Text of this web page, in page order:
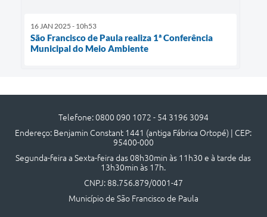
16 JAN 2025 - 10h53
São Francisco de Paula realiza 1ª Conferência
Municipal do Meio Ambiente
Telefone: 0800 090 1072 - 54 3196 3094
Endereço: Benjamin Constant 1441 (antiga Fábrica Ortopé) | CEP:
95400-000
Segunda-feira a Sexta-feira das 08h30min às 11h30 e à tarde das
13h30min às 17h.
CNPJ: 88.756.879/0001-47
Município de São Francisco de Paula